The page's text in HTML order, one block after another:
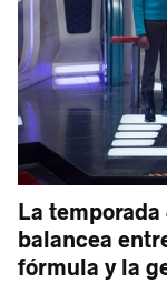
La
balancea
fórmula y la